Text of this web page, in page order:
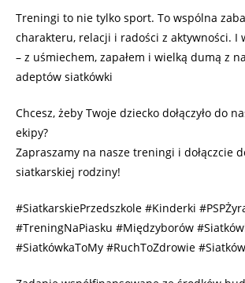
Treningi to nie tylko sport. To wspólna
charakteru, relacji i radości z aktywności. I
– z uśmiechem, zapałem i wielką dumą z
adeptów siatkówki
Chcesz, żeby Twoje dziecko dołączyło do
ekipy?
Zapraszamy na nasze treningi i dołączcie
siatkarskiej rodziny!
#SiatkarskiePrzedszkole #Kinderki
#TreningNaPiasku #Międzyborów
#SiatkówkaToMy #RuchToZdrowie